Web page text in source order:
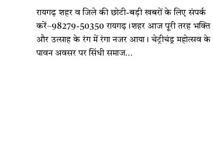
रायगढ़ शहर व जिले की छोटी-बड़ी खबरों के लिए संपर्क
करें~98279-50350 रायगढ़।शहर आज पूरी तरह भक्ति
और उत्साह के रंग में रंगा नजर आया। चेट्रीचंड्र महोत्सव के
पावन अवसर पर सिंधी समाज…